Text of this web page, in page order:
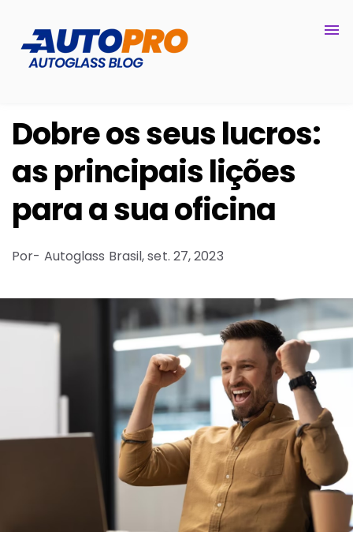
Dobre os seus lucros:
as principais lições
para a sua oficina
Por- Autoglass Brasil,set. 27, 2023